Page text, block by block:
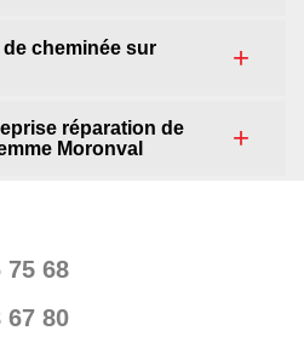
cheminée sur
réparation de
Moronval
75 68
67 80